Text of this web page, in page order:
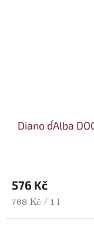
Diano d´Alba
576 Kč
Měrná cena:
768 Kč / 1 l